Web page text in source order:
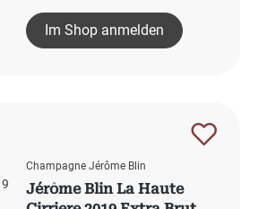
Im Shop anmelden
Champagne Jérôme Blin
Jérôme Blin La Haute